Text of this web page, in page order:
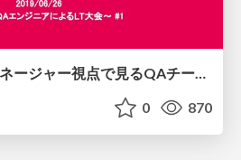
エンジニアリングマネージャー視点で見るQAチームの存在意義
0 870